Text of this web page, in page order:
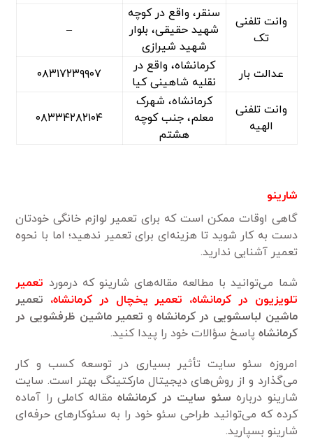
وانت تلفنی
تک
سنقر، واقع در کوچه
شهید حقیقی، بلوار
شهید شیرازی
–
عدالت بار
کرمانشاه، واقع در
نقلیه شاهینی کیا
۰۸۳۱۷۲۳۹۹۰۷
وانت تلفنی
الهیه
کرمانشاه، شهرک
معلم، جنب کوچه
هشتم
۰۸۳۳۴۲۸۲۱۰۴
شارینو
گاهی اوقات ممکن است که برای تعمیر لوازم خانگی خودتان
دست به کار شوید تا هزینه‌ای برای تعمیر ندهید؛ اما با نحوه
تعمیر آشنایی ندارید.
شما می‌توانید با مطالعه مقاله‌های شارینو که درمورد تعمیر
تلویزیون در کرمانشاه، تعمیر یخچال در کرمانشاه، تعمیر
ماشین لباسشویی در کرمانشاه و تعمیر ماشین ظرفشویی در
کرمانشاه پاسخ سؤالات خود را پیدا کنید.
امروزه سئو سایت تأثیر بسیاری در توسعه کسب و کار
می‌گذارد و از روش‌های دیجیتال مارکتینگ بهتر است. سایت
شارینو درباره سئو سایت در کرمانشاهمقاله کاملی را آماده
کرده که می‌توانید طراحی سئو خود را به سئوکارهای حرفه‌ای
شارینو بسپارید.